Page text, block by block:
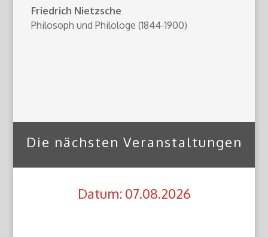
Friedrich Nietzsche
Philosoph und Philologe (1844-1900)
Die nächsten Veranstaltungen
Datum: 07.08.2026